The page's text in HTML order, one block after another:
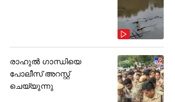
രാഹുൽ ഗാന്ധിയെ
പോലീസ് അറസ്റ്റ്
ചെയ്യുന്നു